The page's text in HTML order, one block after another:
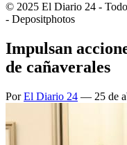
© 2025 El Diario 24 -
- Depositphotos
Impulsan
de cañaverales
PorEl Diario 24 — 25 de